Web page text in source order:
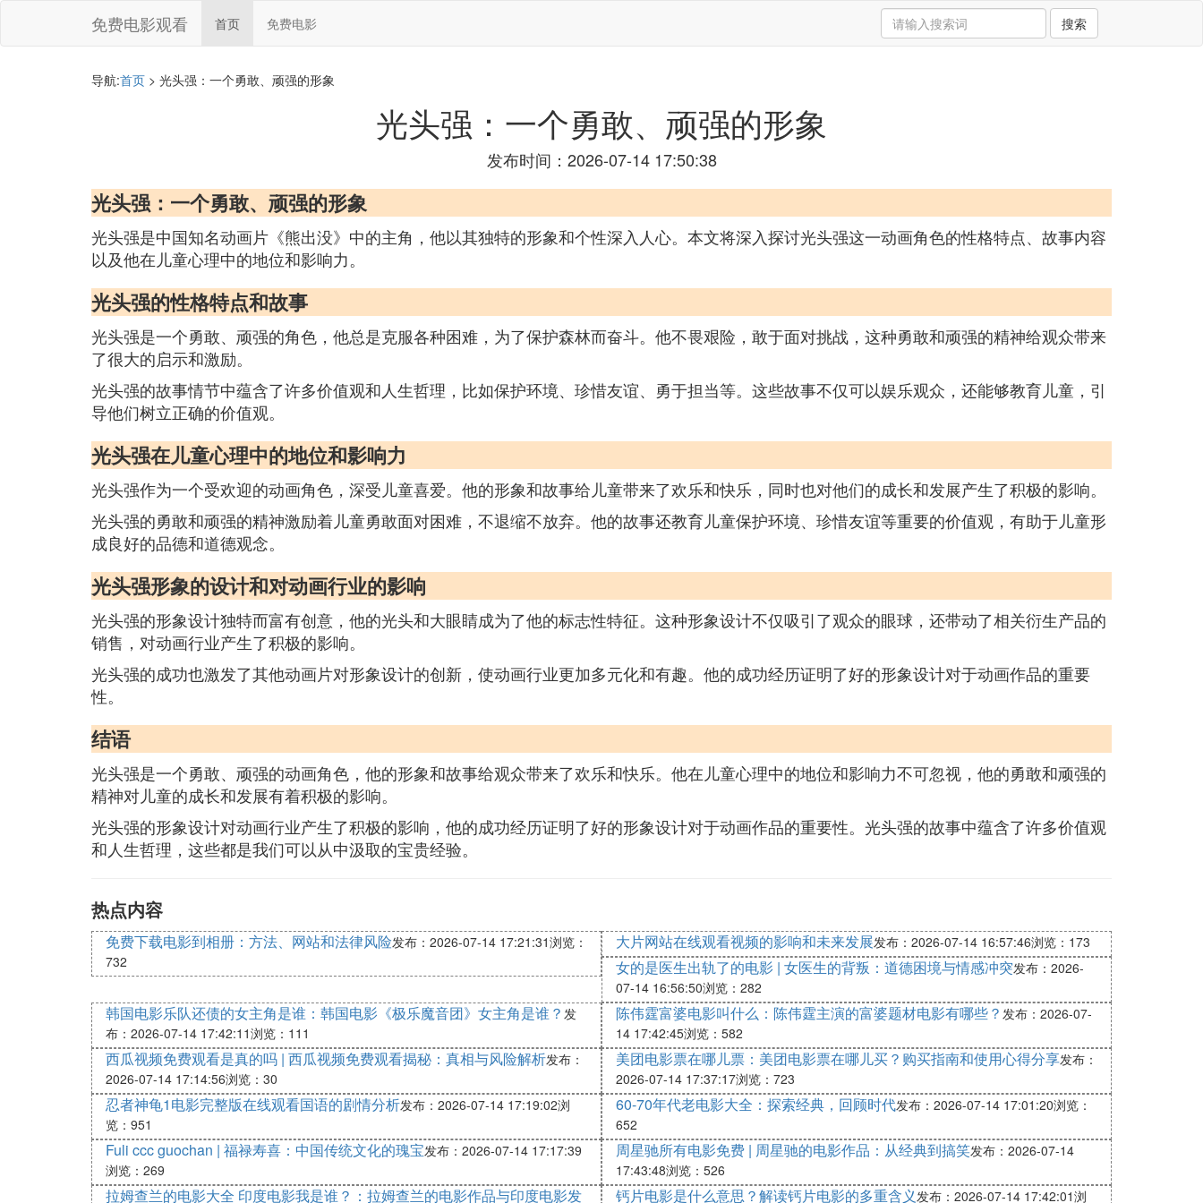
免费电影观看 首页 免费电影 搜索
导航:首页 > 光头强：一个勇敢、顽强的形象
光头强：一个勇敢、顽强的形象
发布时间：2026-07-14 17:50:38
光头强：一个勇敢、顽强的形象
光头强是中国知名动画片《熊出没》中的主角，他以其独特的形象和个性深入人心。本文将深入探讨光头强这一动画角色的性格特点、故事内容
以及他在儿童心理中的地位和影响力。
光头强的性格特点和故事
光头强是一个勇敢、顽强的角色，他总是克服各种困难，为了保护森林而奋斗。他不畏艰险，敢于面对挑战，这种勇敢和顽强的精神给观众带来
了很大的启示和激励。
光头强的故事情节中蕴含了许多价值观和人生哲理，比如保护环境、珍惜友谊、勇于担当等。这些故事不仅可以娱乐观众，还能够教育儿童，引
导他们树立正确的价值观。
光头强在儿童心理中的地位和影响力
光头强作为一个受欢迎的动画角色，深受儿童喜爱。他的形象和故事给儿童带来了欢乐和快乐，同时也对他们的成长和发展产生了积极的影响。
光头强的勇敢和顽强的精神激励着儿童勇敢面对困难，不退缩不放弃。他的故事还教育儿童保护环境、珍惜友谊等重要的价值观，有助于儿童形
成良好的品德和道德观念。
光头强形象的设计和对动画行业的影响
光头强的形象设计独特而富有创意，他的光头和大眼睛成为了他的标志性特征。这种形象设计不仅吸引了观众的眼球，还带动了相关衍生产品的
销售，对动画行业产生了积极的影响。
光头强的成功也激发了其他动画片对形象设计的创新，使动画行业更加多元化和有趣。他的成功经历证明了好的形象设计对于动画作品的重要
性。
结语
光头强是一个勇敢、顽强的动画角色，他的形象和故事给观众带来了欢乐和快乐。他在儿童心理中的地位和影响力不可忽视，他的勇敢和顽强的
精神对儿童的成长和发展有着积极的影响。
光头强的形象设计对动画行业产生了积极的影响，他的成功经历证明了好的形象设计对于动画作品的重要性。光头强的故事中蕴含了许多价值观
和人生哲理，这些都是我们可以从中汲取的宝贵经验。
热点内容
免费下载电影到相册：方法、网站和法律风险发布：2026-07-14 17:21:31浏览：
732
大片网站在线观看视频的影响和未来发展发布：2026-07-14 16:57:46浏览：173
女的是医生出轨了的电影 | 女医生的背叛：道德困境与情感冲突发布：2026-
07-14 16:56:50浏览：282
韩国电影乐队还债的女主角是谁：韩国电影《极乐魔音团》女主角是谁？ 发
布：2026-07-14 17:42:11浏览：111
陈伟霆富婆电影叫什么：陈伟霆主演的富婆题材电影有哪些？ 发布：2026-07-
14 17:42:45浏览：582
西瓜视频免费观看是真的吗 | 西瓜视频免费观看揭秘：真相与风险解析发布：
2026-07-14 17:14:56浏览：30
美团电影票在哪儿票：美团电影票在哪儿买？购买指南和使用心得分享发布：
2026-07-14 17:37:17浏览：723
忍者神龟1电影完整版在线观看国语的剧情分析发布：2026-07-14 17:19:02浏
览：951
60-70年代老电影大全：探索经典，回顾时代发布：2026-07-14 17:01:20浏览：
652
Fuli ccc guochan | 福禄寿喜：中国传统文化的瑰宝发布：2026-07-14 17:17:39
浏览：269
周星驰所有电影免费 | 周星驰的电影作品：从经典到搞笑发布：2026-07-14
17:43:48浏览：526
拉姆查兰的电影大全 印度电影我是谁？：拉姆查兰的电影作品与印度电影发 钙片电影是什么意思？解读钙片电影的多重含义发布：2026-07-14 17:42:01浏